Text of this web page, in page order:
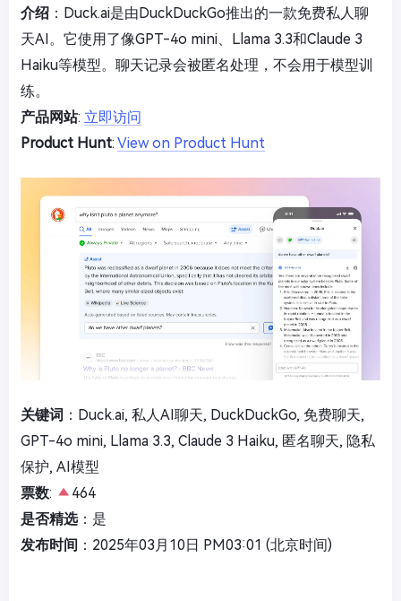
介绍 ：Duck.ai是由DuckDuckGo推出的一款免费私人聊
天AI。它使用了像GPT-4o mini、Llama 3.3和Claude 3
Haiku等模型。聊天记录会被匿名处理，不会用于模型训
练。
产品网站: 立即访问
Product Hunt: View on Product Hunt
关键词 ：Duck.ai, 私人AI聊天, DuckDuckGo, 免费聊天,
GPT-4o mini, Llama 3.3, Claude 3 Haiku, 匿名聊天, 隐私
保护, AI模型
票数:
464
是否精选：是
发布时间 ：2025年03月10日 PM03:01 (北京时间)